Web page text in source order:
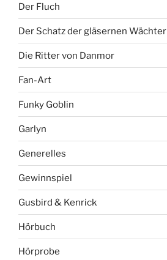
Der Fluch
Der Schatz der gläsernen Wächter
Die Ritter von Danmor
Fan-Art
Funky Goblin
Garlyn
Generelles
Gewinnspiel
Gusbird & Kenrick
Hörbuch
Hörprobe